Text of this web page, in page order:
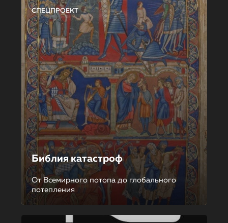
СПЕЦПРОЕКТ
Библия катастроф
От Всемирного потопа до глобального
потепления